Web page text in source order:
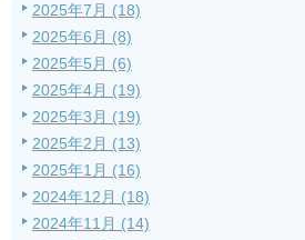
2025年7月 (18)
2025年6月 (8)
2025年5月 (6)
2025年4月 (19)
2025年3月 (19)
2025年2月 (13)
2025年1月 (16)
2024年12月 (18)
2024年11月 (14)